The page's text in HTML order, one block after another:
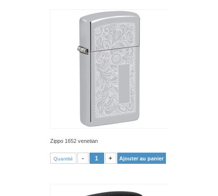
Zippo 1652 venetian
Quantité - + Ajouter au panier